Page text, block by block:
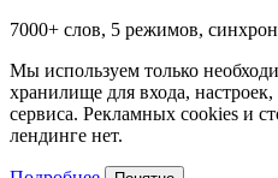
7000+ слов, 5 режимов,
Мы используем только
хранилище для входа,
сервиса. Рекламных cookies и
лендинге нет.